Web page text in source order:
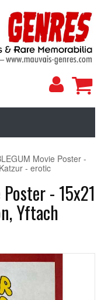
My
Movie Poster -
- erotic
- 15x21
Yftach